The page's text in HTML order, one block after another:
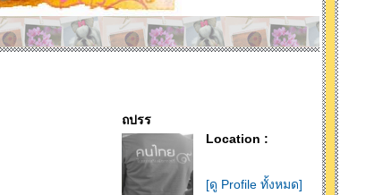
ถปรร
Location :
[ดู Profile ทั้งหมด]